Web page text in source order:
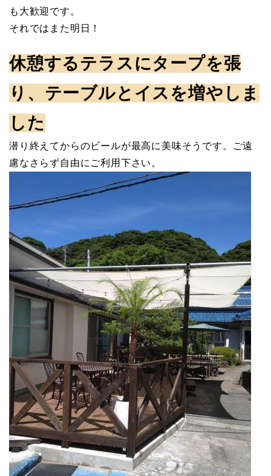
も大歓迎です。
それではまた明日！
休憩するテラスにタープを張
り、テーブルとイスを増やしま
した
潜り終えてからのビールが最高に美味そうです。ご遠
慮なさらず自由にご利用下さい。